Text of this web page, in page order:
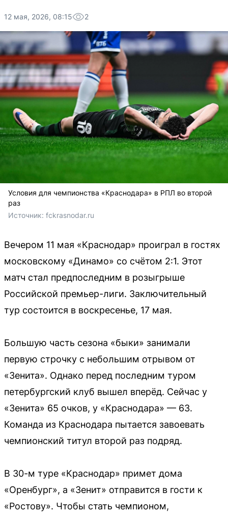
12 мая, 2026, 08:15 2
Условия для чемпионства «Краснодара» в РПЛ во второй
раз
Источник: fckrasnodar.ru
Вечером 11 мая «Краснодар» проиграл в гостях
московскому «Динамо» со счётом 2:1. Этот
матч стал предпоследним в розыгрыше
Российской премьер-лиги. Заключительный
тур состоится в воскресенье, 17 мая.
Большую часть сезона «быки» занимали
первую строчку с небольшим отрывом от
«Зенита». Однако перед последним туром
петербургский клуб вышел вперёд. Сейчас у
«Зенита» 65 очков, у «Краснодара» — 63.
Команда из Краснодара пытается завоевать
чемпионский титул второй раз подряд.
В 30-м туре «Краснодар» примет дома
«Оренбург», а «Зенит» отправится в гости к
«Ростову». Чтобы стать чемпионом,